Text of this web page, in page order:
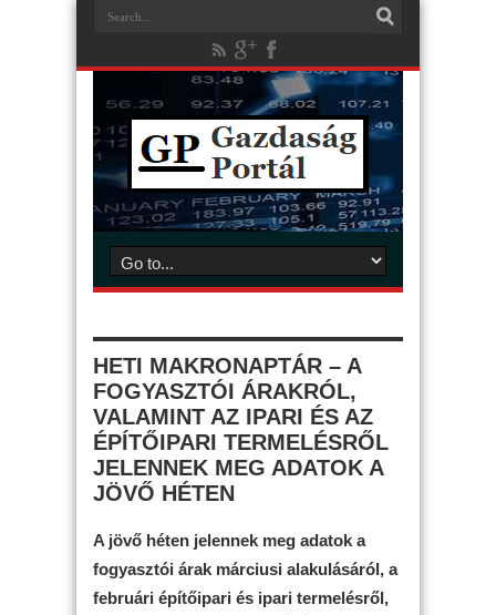
HETI MAKRONAPTÁR – A
FOGYASZTÓI ÁRAKRÓL,
VALAMINT AZ IPARI ÉS AZ
ÉPÍTŐIPARI TERMELÉSRŐL
JELENNEK MEG ADATOK A
JÖVŐ HÉTEN
A jövő héten jelennek meg adatok a
fogyasztói árak márciusi alakulásáról, a
februári építőipari és ipari termelésről,